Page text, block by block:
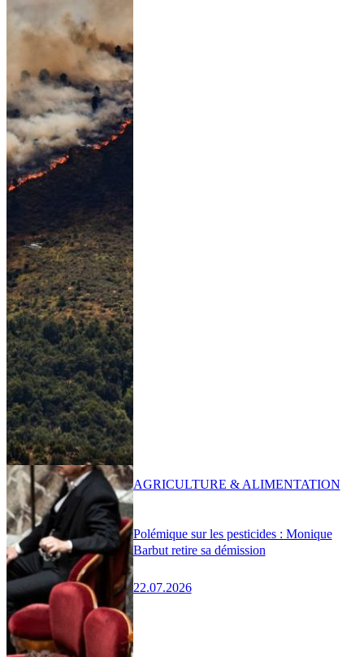
Polémique sur les pesticides : Monique
Barbut retire sa démission
22.07.2026
AGRICULTURE & ALIMENTATION